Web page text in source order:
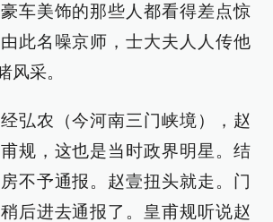
车美饰的那些人都看得差点惊
此名噪京师，士大夫人人传他
风采。
弘农（今河南三门峡境），赵
规，这也是当时政界明星。结
不予通报。赵壹扭头就走。门
后进去通报了。皇甫规听说赵